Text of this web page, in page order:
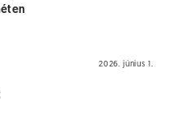
2026. június 1.